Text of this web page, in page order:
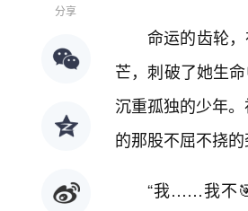
分享
命运的齿轮
芒，刺破了她生
沉重孤独的少年
的那股不屈不挠
“我……我不